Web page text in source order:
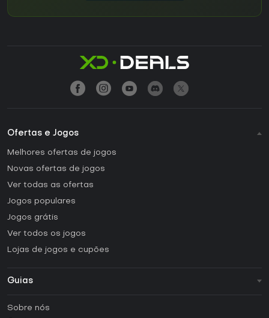
Ofertas e Jogos
Melhores ofertas de jogos
Novas ofertas de jogos
Ver todas as ofertas
Jogos populares
Jogos grátis
Ver todos os jogos
Lojas de jogos e cupões
Guias
Sobre nós